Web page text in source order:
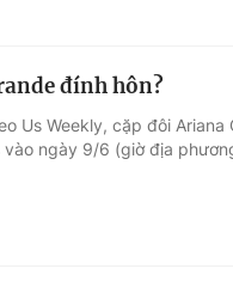
đính hôn?
Us Weekly, cặp đôi
vào ngày 9/6 (giờ địa